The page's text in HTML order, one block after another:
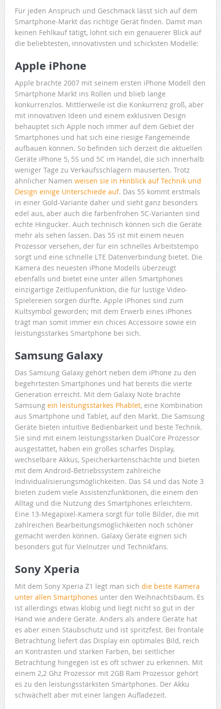
Für jeden Anspruch und Geschmack lässt sich auf dem
Smartphone-Markt das richtige Gerät finden. Damit man
keinen Fehlkauf tätigt, lohnt sich ein genauerer Blick auf
die beliebtesten, innovativsten und schicksten Modelle:
Apple iPhone
Apple brachte 2007 mit seinem ersten iPhone Modell den
Smartphone Markt ins Rollen und blieb lange
konkurrenzlos. Mittlerweile ist die Konkurrenz groß, aber
mit innovativen Ideen und einem exklusiven Design
behauptet sich Apple noch immer auf dem Gebiet der
Smartphones und hat sich eine riesige Fangemeinde
aufbauen können. So befinden sich derzeit die aktuellen
Geräte iPhone 5, 5S und 5C im Handel, die sich innerhalb
weniger Tage zu Verkaufsschlagern mauserten. Trotz
ähnlicher Namen weisen sie in Hinblick auf Technik und
Design einige Unterschiede auf. Das 5S kommt erstmals
in einer Gold-Variante daher und sieht ganz besonders
edel aus, aber auch die farbenfrohen 5C-Varianten sind
echte Hingucker. Auch technisch können sich die Geräte
mehr als sehen lassen. Das 5S ist mit einem neuen
Prozessor versehen, der für ein schnelles Arbeitstempo
sorgt und eine schnelle LTE Datenverbindung bietet. Die
Kamera des neuesten iPhone Modells überzeugt
ebenfalls und bietet eine unter allen Smartphones
einzigartige Zeitlupenfunktion, die für lustige Video-
Spielereien sorgen dürfte. Apple iPhones sind zum
Kultsymbol geworden; mit dem Erwerb eines iPhones
trägt man somit immer ein chices Accessoire sowie ein
leistungsstarkes Smartphone bei sich.
Samsung Galaxy
Das Samsung Galaxy gehört neben dem iPhone zu den
begehrtesten Smartphones und hat bereits die vierte
Generation erreicht. Mit dem Galaxy Note brachte
Samsung ein leistungsstarkes Phablet, eine Kombination
aus Smartphone und Tablet, auf den Markt. Die Samsung
Geräte bieten intuitive Bedienbarkeit und beste Technik.
Sie sind mit einem leistungsstarken DualCore Prozessor
ausgestattet, haben ein großes scharfes Display,
wechselbare Akkus, Speicherkartenschächte und bieten
mit dem Android-Betriebssystem zahlreiche
Individualisierungsmöglichkeiten. Das S4 und das Note 3
bieten zudem viele Assistenzfunktionen, die einem den
Alltag und die Nutzung des Smartphones erleichtern.
Eine 13-Megapixel-Kamera sorgt für tolle Bilder, die mit
zahlreichen Bearbeitungsmöglichkeiten noch schöner
gemacht werden können. Galaxy Geräte eignen sich
besonders gut für Vielnutzer und Technikfans.
Sony Xperia
Mit dem Sony Xperia Z1 legt man sich die beste Kamera
unter allen Smartphones unter den Weihnachtsbaum. Es
ist allerdings etwas klobig und liegt nicht so gut in der
Hand wie andere Geräte. Anders als andere Geräte hat
es aber einen Staubschutz und ist spritzfest. Bei frontale
Betrachtung liefert das Display ein optimales Bild, reich
an Kontrasten und starken Farben, bei seitlicher
Betrachtung hingegen ist es oft schwer zu erkennen. Mit
einem 2,2 Ghz Prozessor mit 2GB Ram Prozessor gehört
es zu den leistungsstärksten Smartphones. Der Akku
schwächelt aber mit einer langen Aufladezeit.